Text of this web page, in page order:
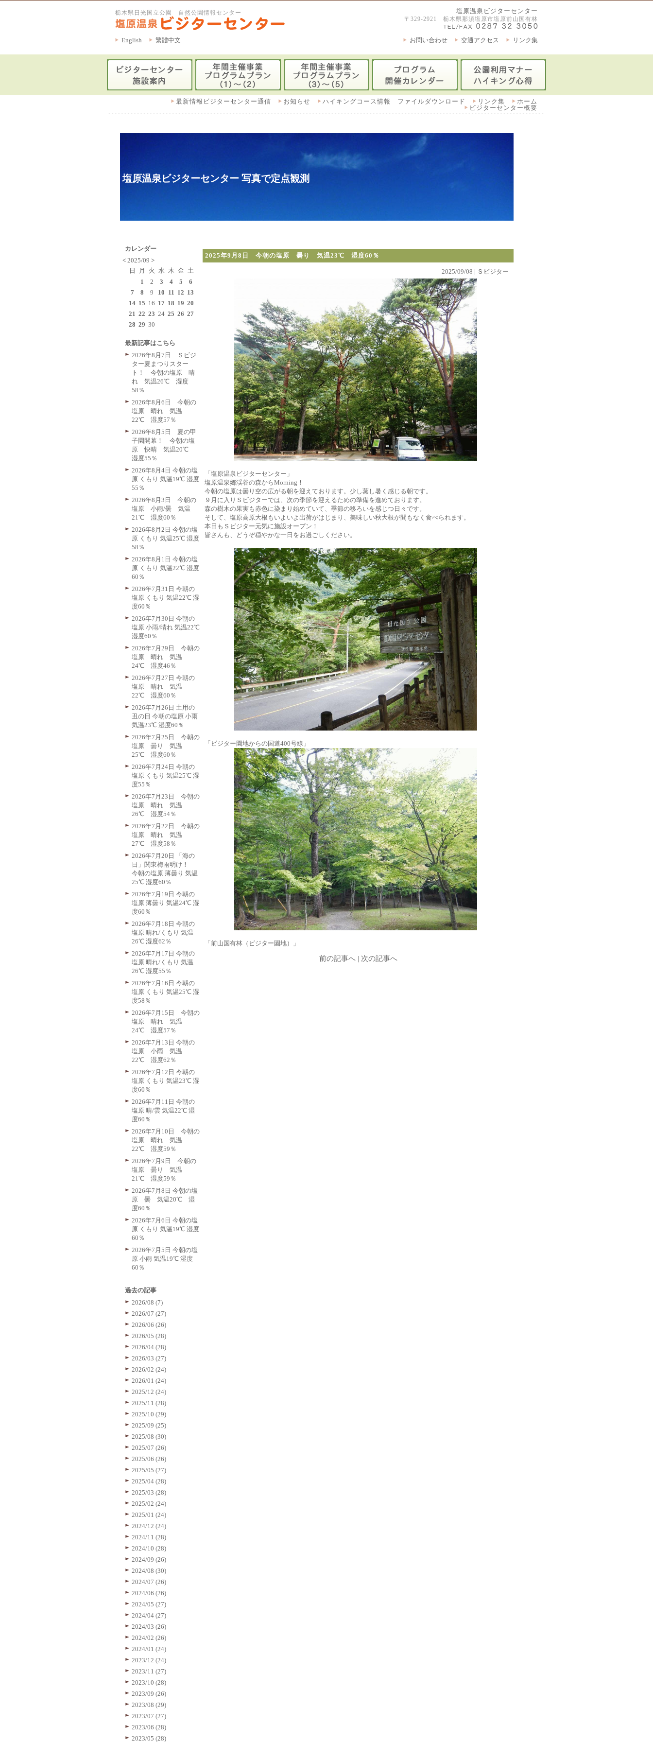
栃木県日光国立公園 自然公園情報センター 塩原温泉ビジターセンター
〒329-2921 栃木県那須塩原市塩原前山国有林
English 繁體中文 リンク集
交通アクセス
お問い合わせ
ホーム
リンク集
ハイキングコース情報 ファイルダウンロード
お知らせ
最新情報ビジターセンター通信
ビジターセンター概要
塩原温泉ビジターセンター 写真で定点観測
2025年9月8日 今朝の塩原 曇り 気温23℃ 湿度60％
2025/09/08 | Ｓビジター
「塩原温泉ビジターセンター」
塩原温泉郷渓谷の森からMorning！
今朝の塩原は曇り空の広がる朝を迎えております。少し蒸し暑く感じる朝です。
９月に入りＳビジターでは、次の季節を迎えるための準備を進めております。
森の樹木の果実も赤色に染まり始めていて、季節の移ろいを感じつ日々です。
そして、塩原高原大根もいよいよ出荷がはじまり、美味しい秋大根が間もなく食べられます。
本日もＳビジター元気に施設オープン！
皆さんも、どうぞ穏やかな一日をお過ごしください。
「ビジター園地からの国道400号線」
「前山国有林（ビジター園地）」
前の記事へ| 次の記事へ
カレンダー
< 2025/09 >
日
月 火 水 木 金 土
1
2 3 4 5
6
7
8 9 10 11 12 13
14 15 16 17 18 19 20
21 22 23 24 25 26 27
28 29 30
最新記事はこちら
2026年8月7日 Ｓビジ
ター夏まつりスター
ト！ 今朝の塩原 晴
れ 気温26℃ 湿度
58％
2026年8月6日 今朝の
塩原 晴れ 気温
22℃ 湿度57％
2026年8月5日 夏の甲
子園開幕！ 今朝の塩
原 快晴 気温20℃
湿度55％
2026年8月4日 今朝の塩
原 くもり 気温19℃ 湿度
55％
2026年8月3日 今朝の
塩原 小雨/曇 気温
21℃ 湿度60％
2026年8月2日 今朝の塩
原 くもり 気温25℃ 湿度
58％
2026年8月1日 今朝の塩
原 くもり 気温22℃ 湿度
60％
2026年7月31日 今朝の
塩原 くもり 気温22℃ 湿
度60％
2026年7月30日 今朝の
塩原 小雨/晴れ 気温22℃
湿度60％
2026年7月29日 今朝の
塩原 晴れ 気温
24℃ 湿度46％
2026年7月27日 今朝の
塩原 晴れ 気温
22℃ 湿度60％
2026年7月26日 土用の
丑の日 今朝の塩原 小雨
気温23℃ 湿度60％
2026年7月25日 今朝の
塩原 曇り 気温
25℃ 湿度60％
2026年7月24日 今朝の
塩原 くもり 気温25℃ 湿
度55％
2026年7月23日 今朝の
塩原 晴れ 気温
26℃ 湿度54％
2026年7月22日 今朝の
塩原 晴れ 気温
27℃ 湿度58％
2026年7月20日 「海の
日」関東梅雨明け！
今朝の塩原 薄曇り 気温
25℃ 湿度60％
2026年7月19日 今朝の
塩原 薄曇り 気温24℃ 湿
度60％
2026年7月18日 今朝の
塩原 晴れ/くもり 気温
26℃ 湿度62％
2026年7月17日 今朝の
塩原 晴れ/くもり 気温
26℃ 湿度55％
2026年7月16日 今朝の
塩原 くもり 気温25℃ 湿
度58％
2026年7月15日 今朝の
塩原 晴れ 気温
24℃ 湿度57％
2026年7月13日 今朝の
塩原 小雨 気温
22℃ 湿度62％
2026年7月12日 今朝の
塩原 くもり 気温23℃ 湿
度60％
2026年7月11日 今朝の
塩原 晴/雲 気温22℃ 湿
度60％
2026年7月10日 今朝の
塩原 晴れ 気温
22℃ 湿度59％
2026年7月9日 今朝の
塩原 曇り 気温
21℃ 湿度59％
2026年7月8日 今朝の塩
原 曇 気温20℃ 湿
度60％
2026年7月6日 今朝の塩
原 くもり 気温19℃ 湿度
60％
2026年7月5日 今朝の塩
原 小雨 気温19℃ 湿度
60％
過去の記事
2026/08 (7)
2026/07 (27)
2026/06 (26)
2026/05 (28)
2026/04 (28)
2026/03 (27)
2026/02 (24)
2026/01 (24)
2025/12 (24)
2025/11 (28)
2025/10 (29)
2025/09 (25)
2025/08 (30)
2025/07 (26)
2025/06 (26)
2025/05 (27)
2025/04 (28)
2025/03 (28)
2025/02 (24)
2025/01 (24)
2024/12 (24)
2024/11 (28)
2024/10 (28)
2024/09 (26)
2024/08 (30)
2024/07 (26)
2024/06 (26)
2024/05 (27)
2024/04 (27)
2024/03 (26)
2024/02 (26)
2024/01 (24)
2023/12 (24)
2023/11 (27)
2023/10 (28)
2023/09 (26)
2023/08 (29)
2023/07 (27)
2023/06 (28)
2023/05 (28)